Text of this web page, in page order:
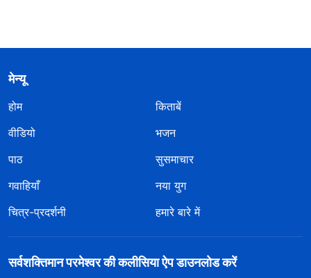
मेन्यू
होम
किताबें
वीडियो
भजन
पाठ
सुसमाचार
गवाहियाँ
नया युग
चित्र-प्रदर्शनी
हमारे बारे में
सर्वशक्तिमान परमेश्वर की कलीसिया ऐप डाउनलोड करें